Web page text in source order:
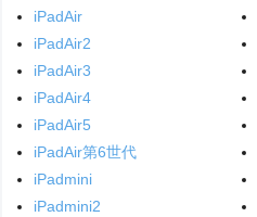
iPadAir
iPadAir2
iPadAir3
iPadAir4
iPadAir5
iPadAir第6世代
iPadmini
iPadmini2